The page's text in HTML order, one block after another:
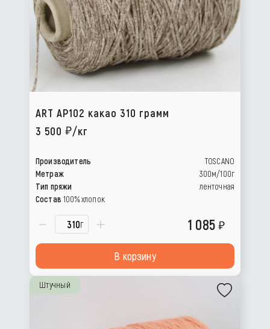
ART AP102 какао 310 грамм
3 500
/кг
Производитель
TOSCANO
Метраж
300м/100г
Тип пряжи
ленточная
Состав 100% хлопок
г 1 085
В корзину
Штучный